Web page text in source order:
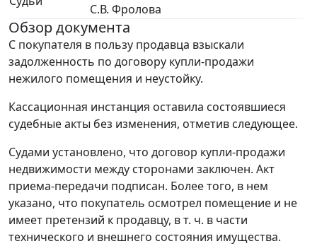
С.В. Фролова
Обзор документа
С покупателя в пользу продавца взыскали
задолженность по договору купли-продажи
нежилого помещения и неустойку.
Кассационная инстанция оставила состоявшиеся
судебные акты без изменения, отметив следующее.
Судами установлено, что договор купли-продажи
недвижимости между сторонами заключен. Акт
приема-передачи подписан. Более того, в нем
указано, что покупатель осмотрел помещение и не
имеет претензий к продавцу, в т. ч. в части
технического и внешнего состояния имущества.